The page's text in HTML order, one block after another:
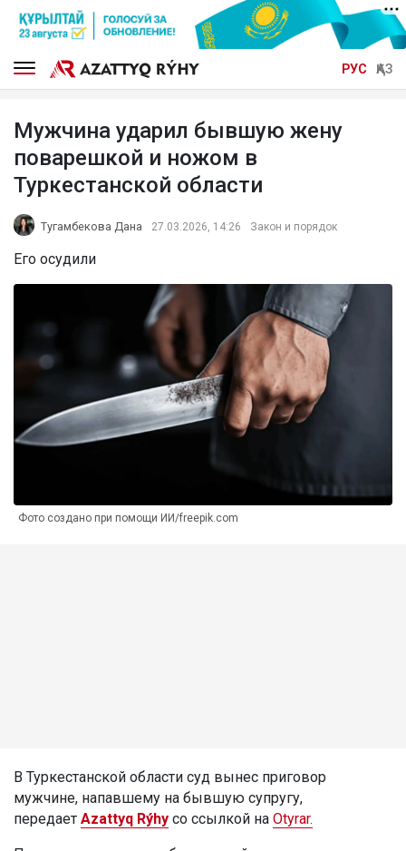
РУС ҚАЗ
Мужчина ударил бывшую жену
поварешкой и ножом в
Туркестанской области
Тугамбекова Дана 27.03.2026, 14:26 Закон и порядок
Его осудили
Фото создано при помощи ИИ/freepik.com
В Туркестанской области суд вынес приговор
мужчине, напавшему на бывшую супругу,
передает Azattyq Rýhy со ссылкой на Otyrar.